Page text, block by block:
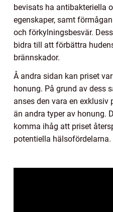
bevisats ha antibakteriella
egenskaper, samt
och förkylningsbesvär.
bidra till att förbättra
brännskador.
Å andra sidan kan priset
honung. På grund av dess
anses den vara en exklusiv
än andra typer av honung.
komma ihåg att priset
potentiella hälsofördelarna.